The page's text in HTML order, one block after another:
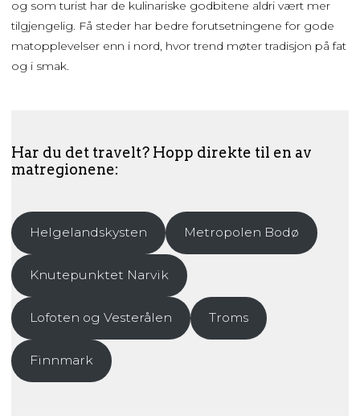
og som turist har de kulinariske godbitene aldri vært mer
tilgjengelig. Få steder har bedre forutsetningene for gode
matopplevelser enn i nord, hvor trend møter tradisjon på fat
og i smak.
Har du det travelt? Hopp direkte til en av
matregionene:
Helgelandskysten Metropolen Bodø
Knutepunktet Narvik
Lofoten og Vesterålen Troms
Finnmark